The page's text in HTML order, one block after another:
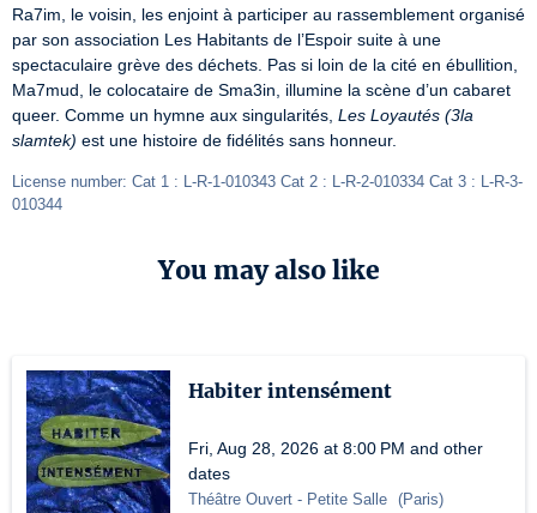
Ra7im, le voisin, les enjoint à participer au rassemblement organisé
par son association Les Habitants de l’Espoir suite à une
spectaculaire grève des déchets. Pas si loin de la cité en ébullition,
Ma7mud, le colocataire de Sma3in, illumine la scène d’un cabaret
queer. Comme un hymne aux singularités, Les Loyautés (3la
slamtek) est une histoire de fidélités sans honneur.
License number: Cat 1 : L-R-1-010343 Cat 2 : L-R-2-010334 Cat 3 : L-R-3-
010344
You may also like
Habiter intensément
Fri, Aug 28, 2026 at 8:00 PM and other
dates
Théâtre Ouvert - Petite Salle (Paris)